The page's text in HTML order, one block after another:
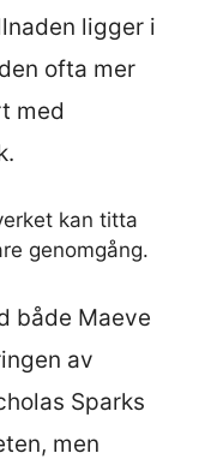
ligger i
ofta mer
med
kan titta
genomgång.
både Maeve
av
Sparks
men